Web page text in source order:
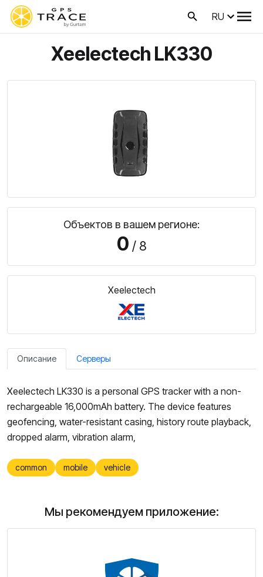
RU
Xeelectech LK330
Объектов в вашем регионе:
0 / 8
Xeelectech
Описание Серверы
Xeelectech LK330 is a personal GPS tracker with a non-
rechargeable 16,000mAh battery. The device features
geofencing, water-resistant casing, history route playback,
dropped alarm, vibration alarm,
common mobile vehicle
Мы рекомендуем приложение: